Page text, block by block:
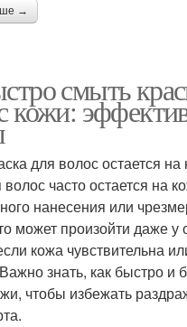
→
смыть
кожи:
для волос остается на
часто остается на
нанесения или
может произойти даже
кожа чувствительна
знать, как быстро и
чтобы избежать